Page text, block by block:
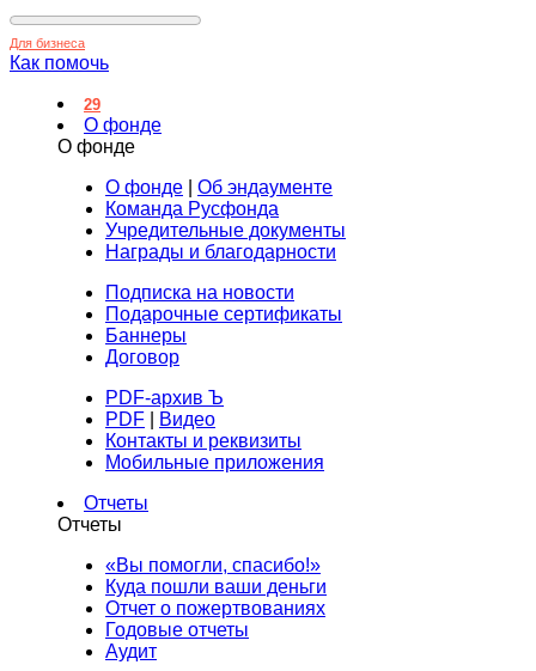
Для бизнеса
Как помочь
29
О фонде
О фонде
О фонде
Об эндаументе
Команда Русфонда
Учредительные документы
Награды и благодарности
Подписка на новости
Подарочные сертификаты
Баннеры
Договор
PDF-архив Ъ
PDF
Видео
Контакты и реквизиты
Мобильные приложения
Отчеты
Отчеты
«Вы помогли, спасибо!»
Куда пошли ваши деньги
Отчет о пожертвованиях
Годовые отчеты
Аудит